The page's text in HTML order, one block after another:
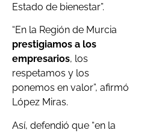
Estado de bienestar”.
“En la Región de Murcia
prestigiamos a los
empresarios, los
respetamos y los
ponemos en valor”, afirmó
López Miras.
Así, defendió que “en la